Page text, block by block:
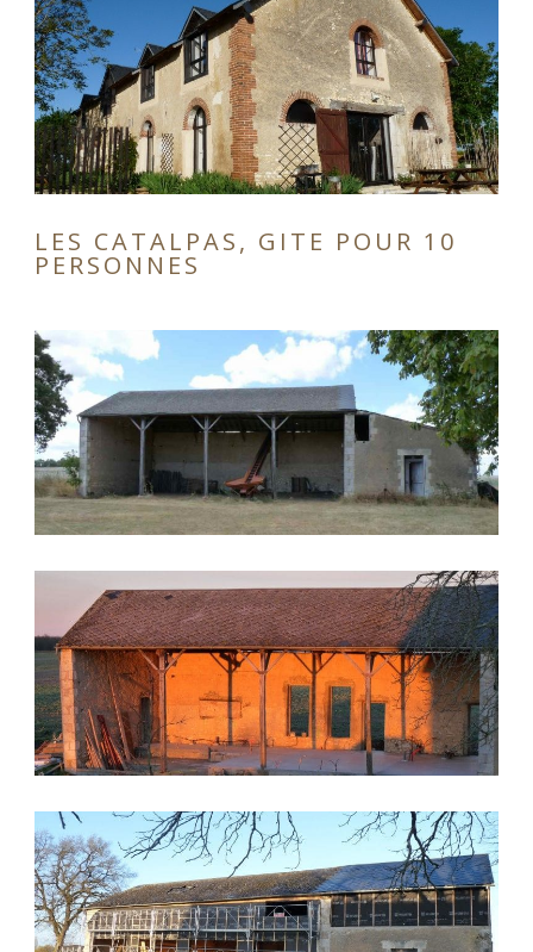
LES CATALPAS, GITE POUR 10
PERSONNES